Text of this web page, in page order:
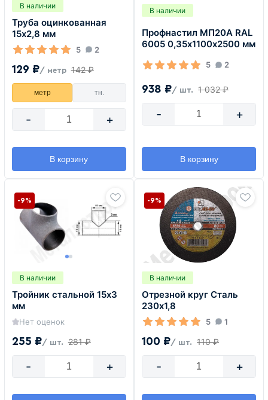
В наличии
Труба оцинкованная
15х2,8 мм
5 2
129 ₽/ метр 142 ₽
метр тн.
- +
В корзину
В наличии
Профнастил МП20А RAL
6005 0,35х1100х2500 мм
5 2
938 ₽/ шт. 1 032 ₽
- +
В корзину
В наличии
Тройник стальной 15х3
мм
Нет оценок
255 ₽/ шт. 281 ₽
-9%
- +
В наличии
Отрезной круг Сталь
230х1,8
5 1
100 ₽/ шт. 110 ₽
-9%
- +